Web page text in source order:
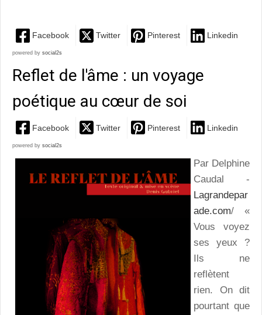
Facebook Twitter Pinterest Linkedin
powered by social2s
Reflet de l'âme : un voyage
poétique au cœur de soi
Facebook Twitter Pinterest Linkedin
powered by social2s
Par Delphine
Caudal -
Lagrandepar
ade.com/ «
Vous voyez
ses yeux ?
Ils ne
reflètent
rien. On dit
pourtant que